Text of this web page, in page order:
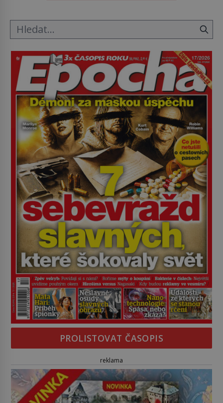
principy používají chirurgové dodnes. Úplně první
PROLISTOVAT ČASOPIS
reklama